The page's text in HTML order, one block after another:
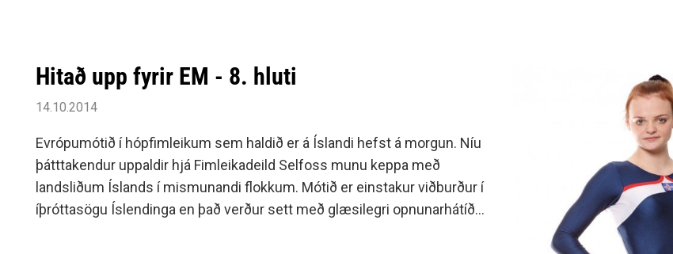
Hitað upp fyrir EM - 8. hluti
14.10.2014
Evrópumótið í hópfimleikum sem haldið er á Íslandi hefst á morgun. Níu
þátttakendur uppaldir hjá Fimleikadeild Selfoss munu keppa með
landsliðum Íslands í mismunandi flokkum. Mótið er einstakur viðburður í
íþróttasögu Íslendinga en það verður sett með glæsilegri opnunarhátíð